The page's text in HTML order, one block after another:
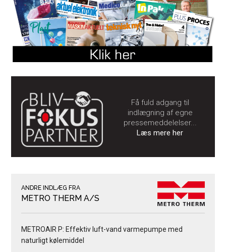
Få fuld adgang til
indlægning af egne
pressemeddelelser...
Læs mere her
ANDRE INDLÆG FRA
METRO THERM A/S
METROAIR P: Effektiv luft-vand varmepumpe med
naturligt kølemiddel